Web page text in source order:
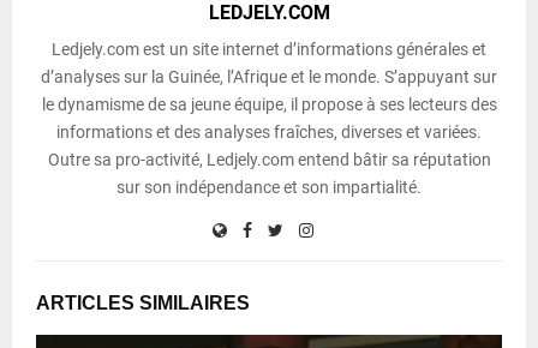
LEDJELY.COM
Ledjely.com est un site internet d’informations générales et
d’analyses sur la Guinée, l’Afrique et le monde. S’appuyant sur
le dynamisme de sa jeune équipe, il propose à ses lecteurs des
informations et des analyses fraîches, diverses et variées.
Outre sa pro-activité, Ledjely.com entend bâtir sa réputation
sur son indépendance et son impartialité.
ARTICLES SIMILAIRES